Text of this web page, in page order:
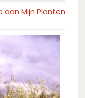
aan Mijn Planten